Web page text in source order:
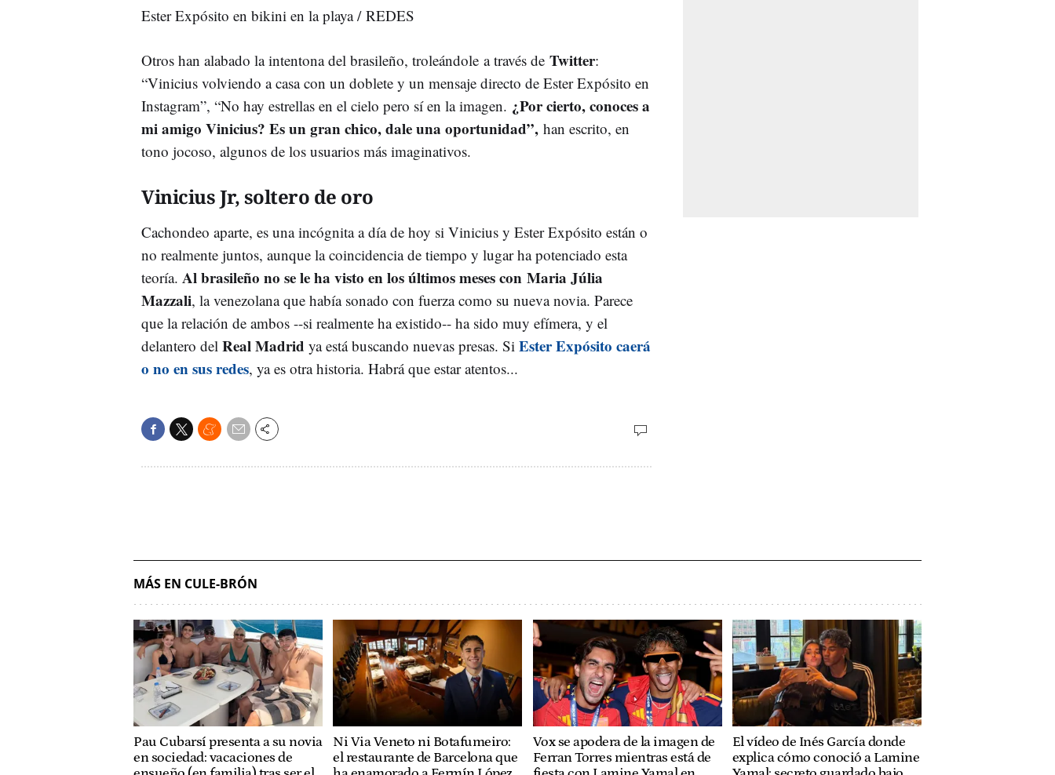
Ester Expósito en bikini en la playa / REDES
Otros han alabado la intentona del brasileño, troleándole a través de Twitter:
“Vinicius volviendo a casa con un doblete y un mensaje directo de Ester Expósito en
Instagram”, “No hay estrellas en el cielo pero sí en la imagen. ¿Por cierto, conoces a
mi amigo Vinicius? Es un gran chico, dale una oportunidad”, han escrito, en
tono jocoso, algunos de los usuarios más imaginativos.
Vinicius Jr, soltero de oro
Cachondeo aparte, es una incógnita a día de hoy si Vinicius y Ester Expósito están o
no realmente juntos, aunque la coincidencia de tiempo y lugar ha potenciado esta
teoría. Al brasileño no se le ha visto en los últimos meses con Maria Júlia
Mazzali, la venezolana que había sonado con fuerza como su nueva novia. Parece
que la relación de ambos --si realmente ha existido-- ha sido muy efímera, y el
delantero del Real Madrid ya está buscando nuevas presas. Si Ester Expósito caerá
o no en sus redes, ya es otra historia. Habrá que estar atentos...
MÁS EN CULE-BRÓN
Pau Cubarsí presenta a su novia
en sociedad: vacaciones de
Ni Via Veneto ni Botafumeiro:
el restaurante de Barcelona que
Vox se apodera de la imagen de
Ferran Torres mientras está de
El vídeo de Inés García donde
explica cómo conoció a Lamine